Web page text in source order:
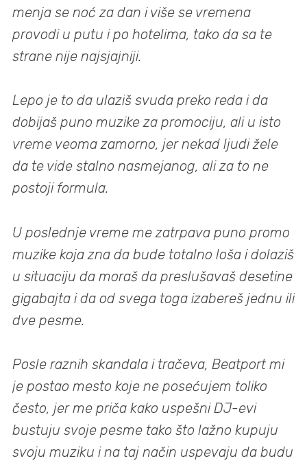
menja se noć za dan i više se vremena
provodi u putu i po hotelima, tako da sa te
strane nije najsjajniji.
Lepo je to da ulaziš svuda preko reda i da
dobijaš puno muzike za promociju, ali u isto
vreme veoma zamorno, jer nekad ljudi žele
da te vide stalno nasmejanog, ali za to ne
postoji formula.
U poslednje vreme me zatrpava puno promo
muzike koja zna da bude totalno loša i dolaziš
u situaciju da moraš da preslušavaš desetine
gigabajta i da od svega toga izabereš jednu ili
dve pesme.
Posle raznih skandala i tračeva, Beatport mi
je postao mesto koje ne posećujem toliko
često, jer me priča kako uspešni DJ-evi
bustuju svoje pesme tako što lažno kupuju
svoju muziku i na taj način uspevaju da budu